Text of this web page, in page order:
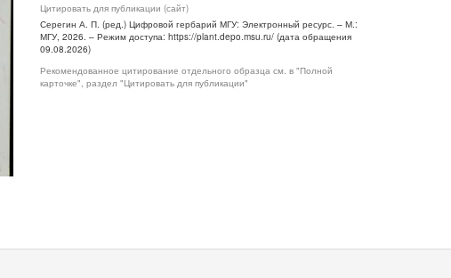
Цитировать для публикации (сайт)
Серегин А. П. (ред.) Цифровой гербарий МГУ: Электронный ресурс. – М.:
МГУ, 2026. – Режим доступа: https://plant.depo.msu.ru/ (дата обращения
09.08.2026)
Рекомендованное цитирование отдельного образца см. в "Полной
карточке", раздел "Цитировать для публикации"